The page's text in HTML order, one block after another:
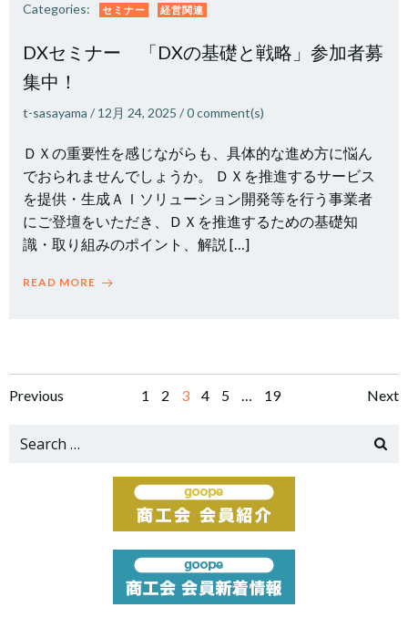
Categories: セミナー 経営関連
DXセミナー 「DXの基礎と戦略」参加者募
集中！
t-sasayama / 12月 24, 2025 /0comment(s)
ＤＸの重要性を感じながらも、具体的な進め方に悩ん
でおられませんでしょうか。 ＤＸを推進するサービス
を提供・生成ＡＩソリューション開発等を行う事業者
にご登壇をいただき、ＤＸを推進するための基礎知
識・取り組みのポイント、解説 […]
READ MORE
Posts
navigation
Previous
Posts
navigation
Page
1 Page
2 Page
3 Page
4 Page
5 … Page
19 Next
Search